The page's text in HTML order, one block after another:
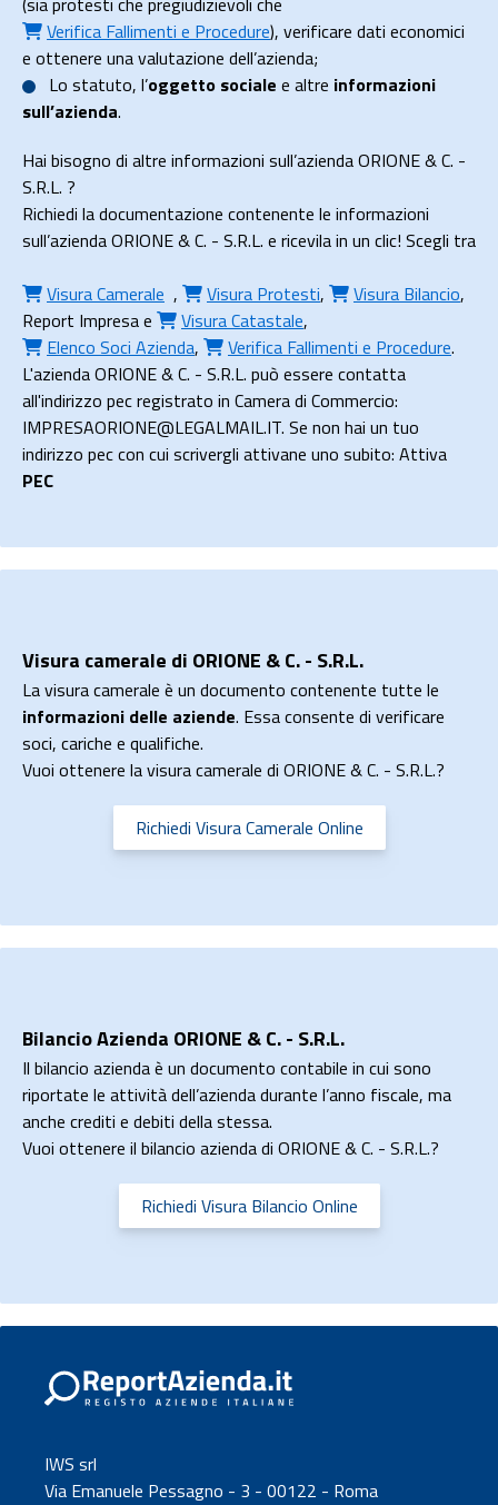
Verifica Fallimenti e Procedure), verificare dati economici
e ottenere una valutazione dell’azienda;
Lo statuto, l’oggetto sociale e altre informazioni
sull’azienda.
Hai bisogno di altre informazioni sull’azienda ORIONE & C. -
S.R.L. ?
Richiedi la documentazione contenente le informazioni
sull’azienda ORIONE & C. - S.R.L. e ricevila in un clic! Scegli tra
Visura Camerale , Visura Protesti, Visura Bilancio,
Report Impresae Visura Catastale,
Elenco Soci Azienda, Verifica Fallimenti e Procedure.
L'azienda ORIONE & C. - S.R.L. può essere contatta
all'indirizzo pec registrato in Camera di Commercio:
IMPRESAORIONE@LEGALMAIL.IT. Se non hai un tuo
indirizzo pec con cui scrivergli attivane uno subito: Attiva
PEC
Visura camerale di ORIONE & C. - S.R.L.
La visura camerale è un documento contenente tutte le
informazioni delle aziende. Essa consente di verificare
soci, cariche e qualifiche.
Vuoi ottenere la visura camerale di ORIONE & C. - S.R.L.?
Richiedi Visura Camerale Online
Bilancio Azienda ORIONE & C. - S.R.L.
Il bilancio azienda è un documento contabile in cui sono
riportate le attività dell’azienda durante l’anno fiscale, ma
anche crediti e debiti della stessa.
Vuoi ottenere il bilancio azienda di ORIONE & C. - S.R.L.?
Richiedi Visura Bilancio Online
IWS srl
Via Emanuele Pessagno - 3 - 00122 - Roma